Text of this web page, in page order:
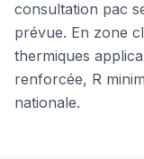
consultation pac
prévue. En zone
thermiques
renforcée, R
nationale.